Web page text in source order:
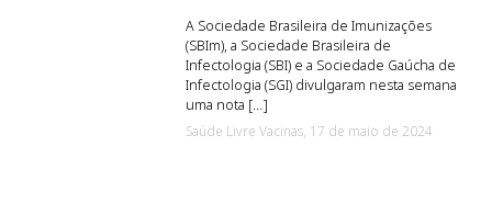
A Sociedade Brasileira de Imunizações
(SBIm), a Sociedade Brasileira de
Infectologia (SBI) e a Sociedade Gaúcha de
Infectologia (SGI) divulgaram nesta semana
uma nota […]
Saúde Livre Vacinas, 17 de maio de 2024